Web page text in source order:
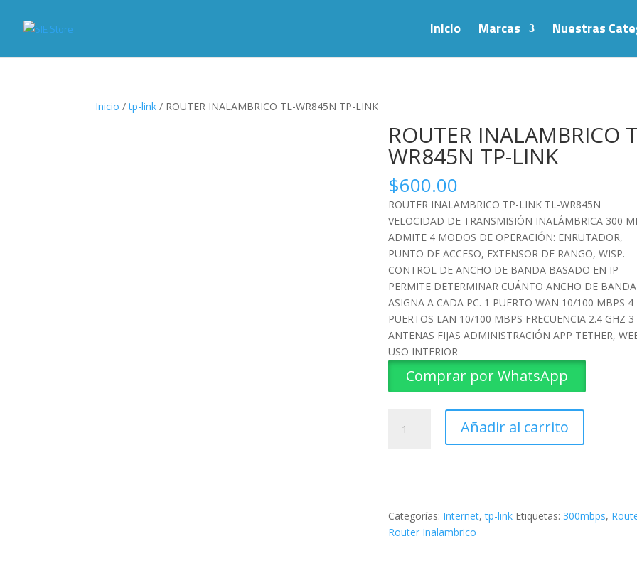
Inicio Marcas Nuestras
Inicio /tp-link / ROUTER INALAMBRICO TL-WR845N TP-LINK
ROUTER INALAMBRICO
WR845N TP-LINK
$600.00
ROUTER INALAMBRICO TP-LINK TL-WR845N
VELOCIDAD DE TRANSMISIÓN INALÁMBRICA 300
ADMITE 4 MODOS DE OPERACIÓN: ENRUTADOR,
PUNTO DE ACCESO, EXTENSOR DE RANGO, WISP.
CONTROL DE ANCHO DE BANDA BASADO EN IP
PERMITE DETERMINAR CUÁNTO ANCHO DE
ASIGNA A CADA PC. 1 PUERTO WAN 10/100 MBPS 4
PUERTOS LAN 10/100 MBPS FRECUENCIA 2.4 GHZ 3
ANTENAS FIJAS ADMINISTRACIÓN APP TETHER,
USO INTERIOR
Comprar por WhatsApp
INALAMBRICO
cantidad
Añadir al carrito
Categorías: Internet,tp-link Etiquetas: 300mbps,
Router Inalambrico